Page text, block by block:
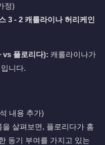
정)
3 - 2 캐롤라이나 허리케인
vs 플로리다): 캐롤라이나가
니다.
내용 추가)
살펴보면, 플로리다가 홈
동기 부여를 가지고 있는